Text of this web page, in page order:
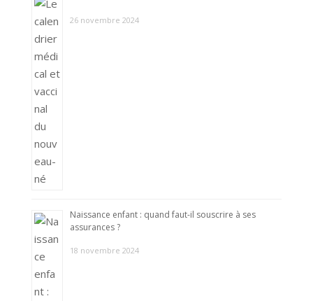
26 novembre 2024
Naissance enfant : quand faut-il souscrire à ses
assurances ?
18 novembre 2024